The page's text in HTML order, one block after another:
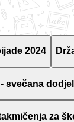
2024
svečana
za